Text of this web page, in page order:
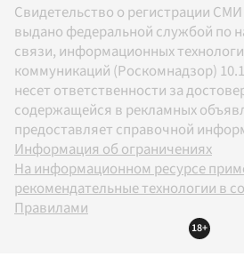
Свидетельство о регистрации
выдано федеральной службой по
связи, информационных
коммуникаций (Роскомнадзор)
несет ответственности за
содержащейся в рекламных
предоставляет справочной
Информация об ограничениях
На информационном ресурсе
рекомендательные технологии в
Правилами
18+